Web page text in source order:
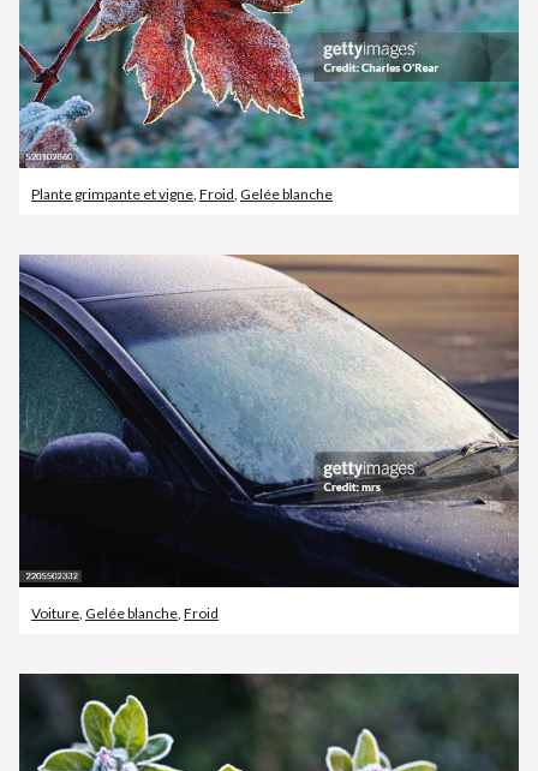
Plante grimpante et vigne Froid Gelée blanche
Voiture, Gelée blanche, Froid